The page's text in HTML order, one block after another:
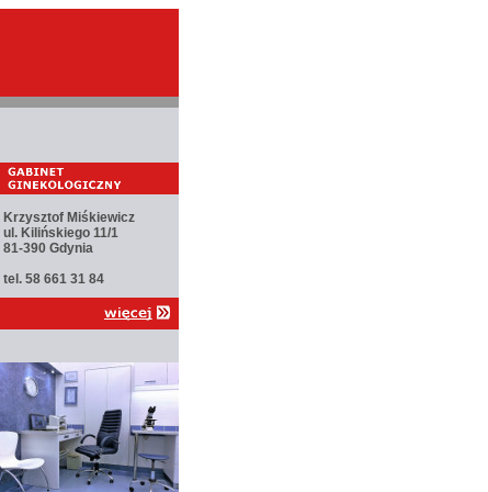
Krzysztof Miśkiewicz
ul. Kilińskiego 11/1
81-390 Gdynia
tel. 58 661 31 84